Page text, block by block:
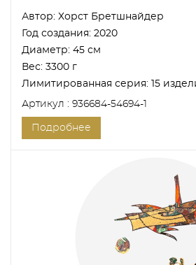
Автор: Хорст Бретшнайдер
Год создания: 2020
Диаметр: 45 см
Вес: 3300 г
Лимитированная серия:
15
Артикул : 936684-54694-1
Подробнее